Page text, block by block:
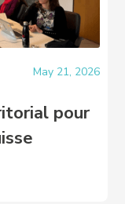
May 21, 2026
pour